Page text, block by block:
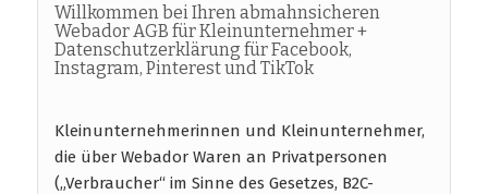
Willkommen bei Ihren abmahnsicheren
Webador AGB für Kleinunternehmer +
Datenschutzerklärung für Facebook,
Instagram, Pinterest und TikTok
Kleinunternehmerinnen und Kleinunternehmer,
die über Webador Waren an Privatpersonen
(„Verbraucher“ im Sinne des Gesetzes, B2C-